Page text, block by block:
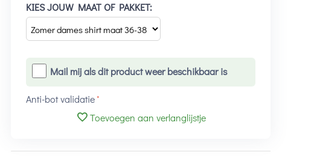
KIES JOUW MAAT OF PAKKET:
Mail mij als dit product weer beschikbaar is
Anti-bot validatie
Toevoegen aan verlanglijstje